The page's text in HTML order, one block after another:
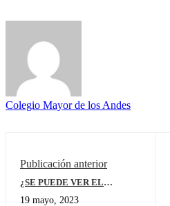
Colegio Mayor de los Andes
Publicación anterior
¿SE PUEDE VER EL
19 mayo, 2023